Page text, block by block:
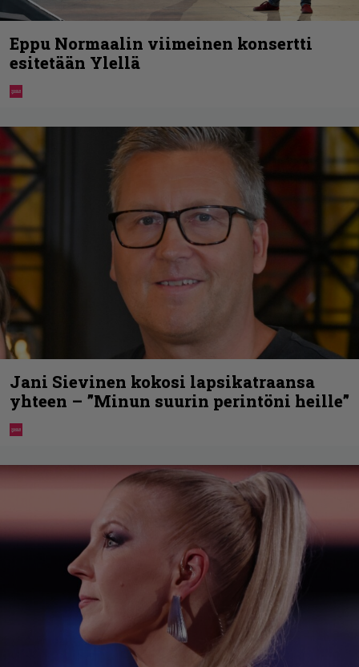
Eppu Normaalin viimeinen konsertti
esitetään Ylellä
Jani Sievinen kokosi lapsikatraansa
yhteen – ”Minun suurin perintöni heille”